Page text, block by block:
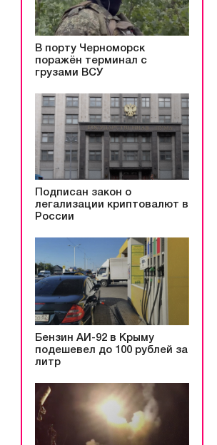
В порту Черноморск
поражён терминал с
грузами ВСУ
Подписан закон о
легализации криптовалют в
России
Бензин АИ-92 в Крыму
подешевел до 100 рублей за
литр